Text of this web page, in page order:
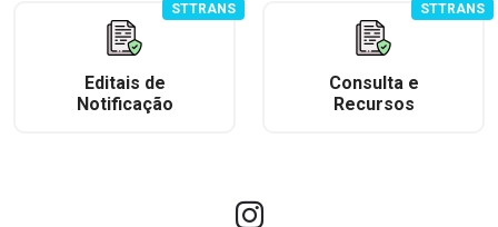
Editais de
Notificação
STTRANS
Consulta e
Recursos
STTRANS